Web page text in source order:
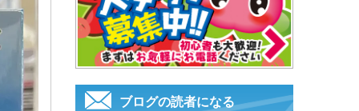
ブログの読者になる